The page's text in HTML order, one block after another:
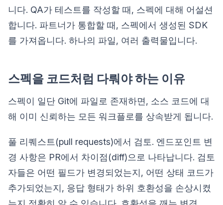
니다. QA가 테스트를 작성할 때, 스펙에 대해 어설션
합니다. 파트너가 통합할 때, 스펙에서 생성된 SDK
를 가져옵니다. 하나의 파일, 여러 출력물입니다.
스펙을 코드처럼 다뤄야 하는 이유
스펙이 일단 Git에 파일로 존재하면, 소스 코드에 대
해 이미 신뢰하는 모든 워크플로를 상속받게 됩니다.
풀 리퀘스트(pull requests)에서 검토. 엔드포인트 변
경 사항은 PR에서 차이점(diff)으로 나타납니다. 검토
자들은 어떤 필드가 변경되었는지, 어떤 상태 코드가
추가되었는지, 응답 형태가 하위 호환성을 손상시켰